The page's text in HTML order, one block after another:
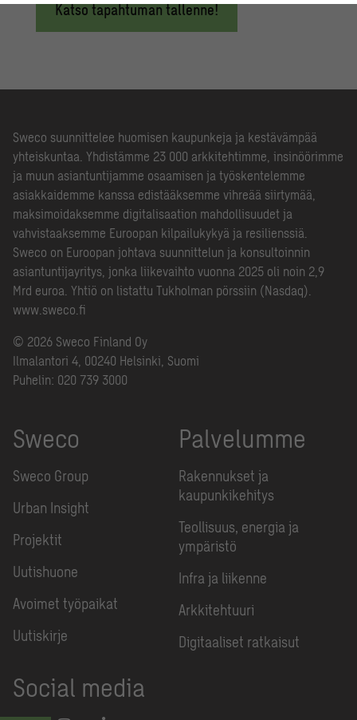
Katso tapahtuman tallenne!
Sweco suunnittelee huomisen kaupunkeja ja kestävämpää
yhteiskuntaa. Yhdistämme 23 000 arkkitehtimme, insinöörimme
ja muun asiantuntijamme osaamisen ja työskentelemme
asiakkaidemme kanssa edistääksemme vihreää siirtymää,
maksimoidaksemme digitalisaation mahdollisuudet ja
vahvistaaksemme Euroopan kilpailukykyä ja resilienssiä.
Sweco on Euroopan johtava suunnittelun ja konsultoinnin
asiantuntijayritys, jonka liikevaihto vuonna 2025 oli noin 2,9
Mrd euroa. Yhtiö on listattu Tukholman pörssiin (Nasdaq).
www.sweco.fi
© 2026 Sweco Finland Oy
Ilmalantori 4, 00240 Helsinki, Suomi
Puhelin: 020 739 3000
Sweco
Sweco Group
Urban Insight
Projektit
Uutishuone
Avoimet työpaikat
Uutiskirje
Palvelumme
Rakennukset ja
kaupunkikehitys
Teollisuus, energia ja
ympäristö
Infra ja liikenne
Arkkitehtuuri
Digitaaliset ratkaisut
Social media